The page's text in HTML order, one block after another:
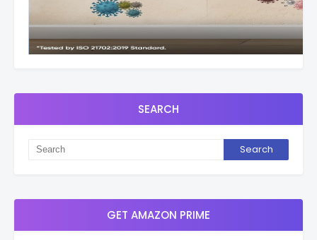
SEARCH
GET AMAZON PRIME